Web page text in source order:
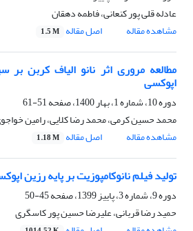
عادله قلی پور کنعانی، فاطمه دهقان
مشاهده مقاله
اصل مقاله 1.5 M
مطالعه مروری اثر نانو الیاف کربن
اپوکسی
دوره 10، شماره 1، بهار 1400، صفحه
51-61
محمد حسین کرمی، محمد رضا کلایی، رامین
مشاهده مقاله
اصل مقاله 1.18 M
تولید فیلم نانوکامپوزیت بر پایه رزین
دوره 9، شماره 3، پاییز 1399، صفحه
45-50
حمید رضا قربانی، علیرضا حسین پور کاسگری